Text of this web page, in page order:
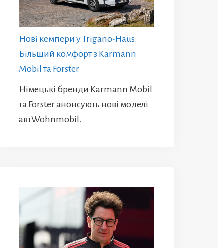
Нові кемпери у Trigano-Haus:
Більший комфорт з Karmann
Mobil та Forster
Німецькі бренди Karmann Mobil
та Forster анонсують нові моделі
автWohnmobil.